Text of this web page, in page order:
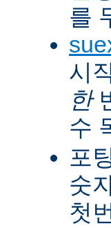
를
시
한
수
포
숫
첫